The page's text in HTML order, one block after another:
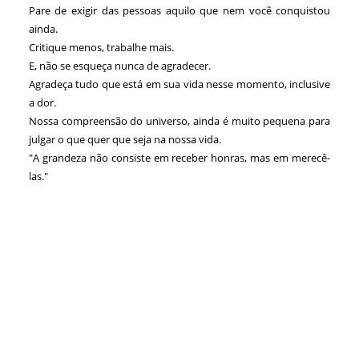
Pare de exigir das pessoas aquilo que nem você conquistou
ainda.
Critique menos, trabalhe mais.
E, não se esqueça nunca de agradecer.
Agradeça tudo que está em sua vida nesse momento, inclusive
a dor.
Nossa compreensão do universo, ainda é muito pequena para
julgar o que quer que seja na nossa vida.
"A grandeza não consiste em receber honras, mas em merecê-
las."